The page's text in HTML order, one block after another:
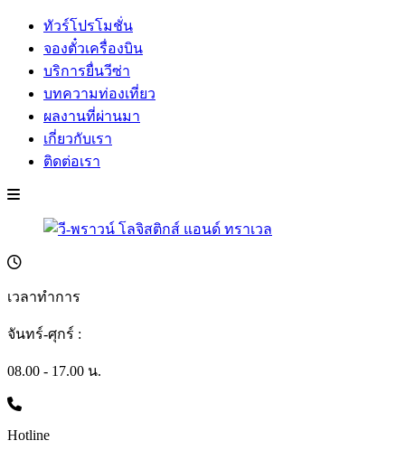
ทัวร์โปรโมชั่น
จองตั๋วเครื่องบิน
บริการยื่นวีซ่า
บทความท่องเที่ยว
ผลงานที่ผ่านมา
เกี่ยวกับเรา
ติดต่อเรา
เวลาทำการ
จันทร์-ศุกร์ :
08.00 - 17.00 น.
Hotline